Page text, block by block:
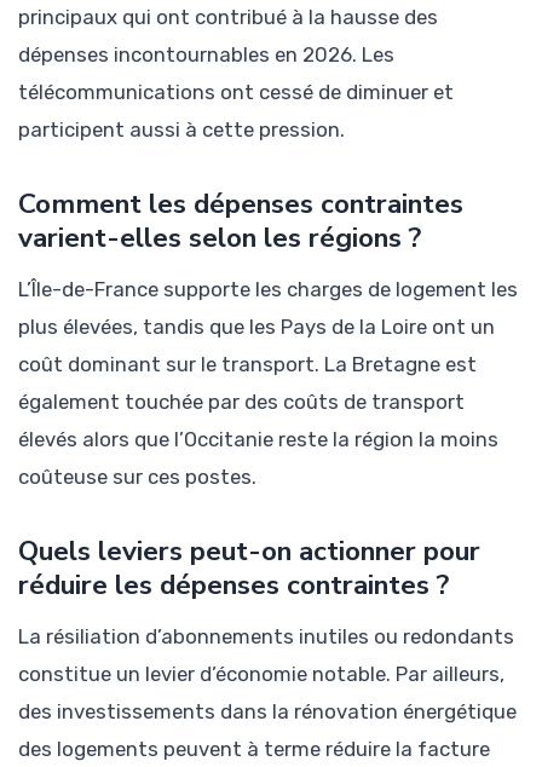
principaux qui ont contribué à la hausse des
dépenses incontournables en 2026. Les
télécommunications ont cessé de diminuer et
participent aussi à cette pression.
Comment les dépenses contraintes
varient-elles selon les régions ?
L’Île-de-France supporte les charges de logement les
plus élevées, tandis que les Pays de la Loire ont un
coût dominant sur le transport. La Bretagne est
également touchée par des coûts de transport
élevés alors que l’Occitanie reste la région la moins
coûteuse sur ces postes.
Quels leviers peut-on actionner pour
réduire les dépenses contraintes ?
La résiliation d’abonnements inutiles ou redondants
constitue un levier d’économie notable. Par ailleurs,
des investissements dans la rénovation énergétique
des logements peuvent à terme réduire la facture